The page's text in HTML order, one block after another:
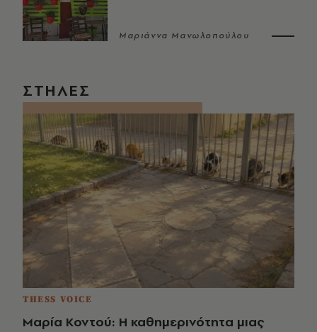
Μαριάννα Μανωλοπούλου
ΣΤΗΛΕΣ
THESS VOICE
Μαρία Κοντού: Η καθημερινότητα μιας